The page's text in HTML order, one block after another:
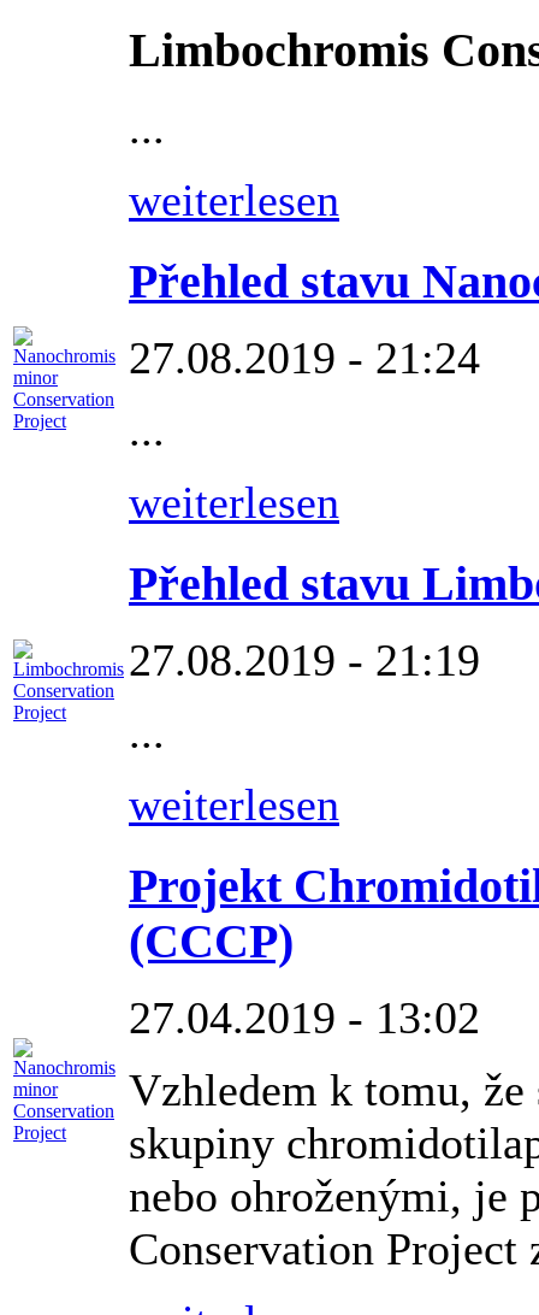
Limbochromis
...
weiterlesen
Přehled stavu
27.08.2019 - 21:24
...
weiterlesen
Přehled stavu
27.08.2019 - 21:19
...
weiterlesen
Projekt
(CCCP)
27.04.2019 - 13:02
Vzhledem k tomu, že
skupiny
nebo ohroženými, je
Conservation Project